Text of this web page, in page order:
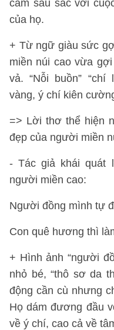
cảm sâu sắc với
của họ.
+ Từ ngữ giàu sức
miền núi cao vừa
vả. “Nỗi buồn”
vàng, ý chí kiên
=> Lời thơ thể hiện
đẹp của người miền
- Tác giả khái quát
người miền cao:
Người đồng mình tự
Con quê hương thì
+ Hình ảnh “người
nhỏ bé, “thô sơ da
động cần cù nhưng
Họ dám đương đầu
về ý chí, cao cả về